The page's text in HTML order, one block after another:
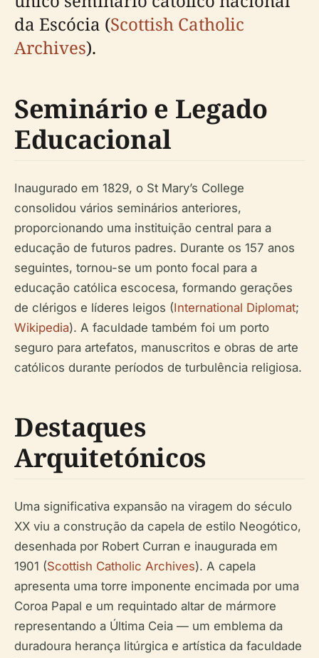
da Escócia (Scottish Catholic
Archives).
Seminário e Legado
Educacional
Inaugurado em 1829, o St Mary’s College
consolidou vários seminários anteriores,
proporcionando uma instituição central para a
educação de futuros padres. Durante os 157 anos
seguintes, tornou-se um ponto focal para a
educação católica escocesa, formando gerações
de clérigos e líderes leigos (International Diplomat;
Wikipedia). A faculdade também foi um porto
seguro para artefatos, manuscritos e obras de arte
católicos durante períodos de turbulência religiosa.
Destaques
Arquitetónicos
Uma significativa expansão na viragem do século
XX viu a construção da capela de estilo Neogótico,
desenhada por Robert Curran e inaugurada em
1901 (Scottish Catholic Archives). A capela
apresenta uma torre imponente encimada por uma
Coroa Papal e um requintado altar de mármore
representando a Última Ceia — um emblema da
duradoura herança litúrgica e artística da faculdade